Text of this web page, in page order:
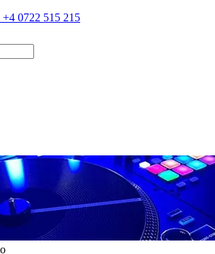
+4 0722 515 215